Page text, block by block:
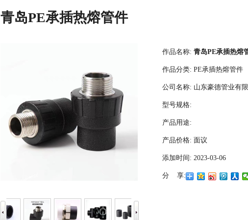
青岛PE承插热熔管件
作品名称: 青岛PE承插热熔
作品分类: PE承插热熔管件
公司名称: 山东豪德管业有
型号规格:
产品用途:
产品价格: 面议
添加时间: 2023-03-06
分 享: